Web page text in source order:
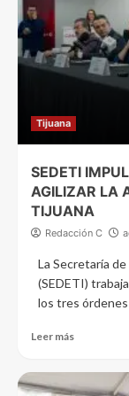
Tijuana
SEDETI
AGILIZAR LA
TIJUANA
Redacción C
La Secretaría
(SEDETI)
los tres órdenes
Leer más